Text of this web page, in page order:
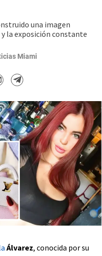
una imagen
la exposición constante
Miami
Álvarez, conocida por su